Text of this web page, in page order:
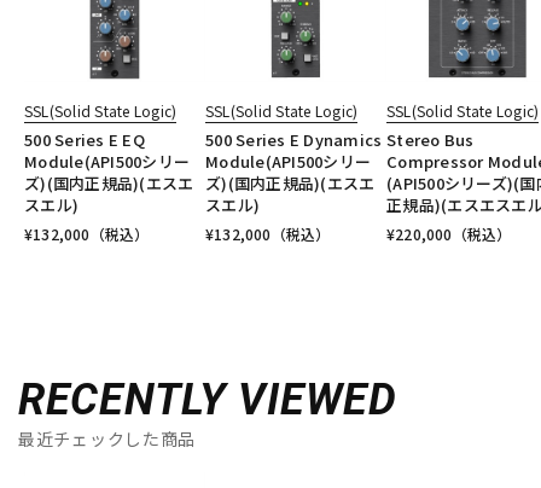
SSL(Solid State Logic)
500 Series E EQ
Module(API500シリー
ズ)(国内正規品)(エスエ
スエル)
¥132,000 （税込）
SSL(Solid State Logic)
500 Series E Dynamics
Module(API500シリー
ズ)(国内正規品)(エスエ
スエル)
¥132,000 （税込）
SSL(Solid State Logic)
Stereo Bus
Compressor
(API500シリーズ)(国
正規品)(エスエスエ
¥220,000 （税込）
RECENTLY VIEWED
最近チェックした商品